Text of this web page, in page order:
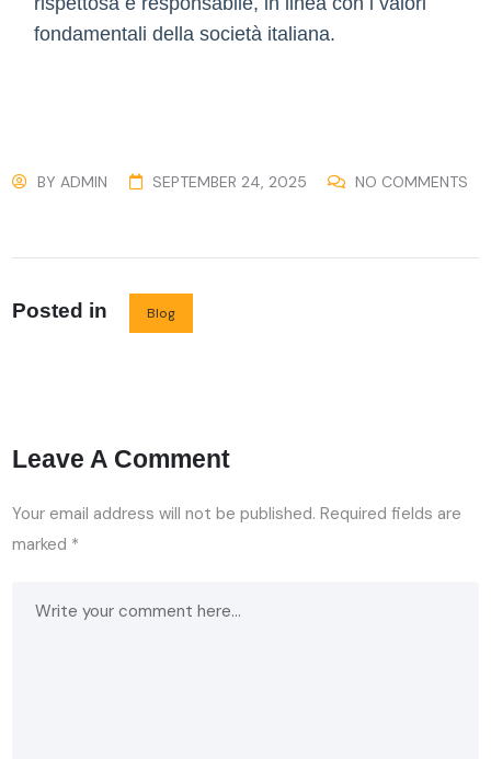
fondamentali della società italiana.
BYADMIN SEPTEMBER 24, 2025 NO COMMENTS
Posted in Blog
Leave A Comment
Your email address will not be published. Required fields are
marked *